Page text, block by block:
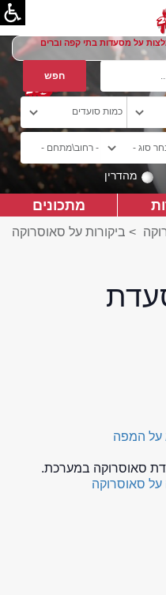
על מסעדות בתי קפה וברים
מהדרין
מתכונים
> ביקורות על סאוסרוקה
על המפה
סאוסרוקה במערכת.
סאוסרוקה